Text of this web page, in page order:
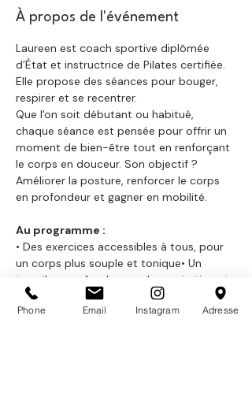
À propos de l'événement
Laureen est coach sportive diplômée
d’État et instructrice de Pilates certifiée.
Elle propose des séances pour bouger,
respirer et se recentrer.
Que l'on soit débutant ou habitué,
chaque séance est pensée pour offrir un
moment de bien-être tout en renforçant
le corps en douceur. Son objectif ?
Améliorer la posture, renforcer le corps
en profondeur et gagner en mobilité.
Au programme :
• Des exercices accessibles à tous, pour
un corps plus souple et tonique• Un
travail en profondeur sur la respiration et
la posture
• Un instant pour soi, dans un cadre
Phone Email Instagram Adresse